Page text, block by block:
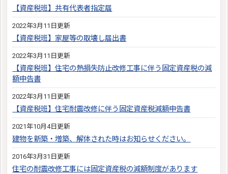
【資産税班】共有代表者指定届
2022年3月11日更新
【資産税班】家屋等の取壊し届出書
2022年3月11日更新
【資産税班】住宅の熱損失防止改修工事に伴う固定資産税の減
額申告書
2022年3月11日更新
【資産税班】住宅耐震改修に伴う固定資産税減額申告書
2021年10月4日更新
建物を新築・増築、解体された時はお知らせください。
2016年3月31日更新
住宅の耐震改修工事には固定資産税の減額制度があります